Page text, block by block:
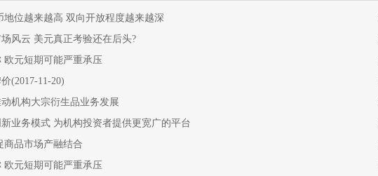
地位越来越高 双向开放程度越来越深
风云 美元真正考验还在后头?
欧元短期可能严重承压
(2017-11-20)
机构大宗衍生品业务发展
业务模式 为机构投资者提供更宽广的平台
商品市场产融结合
欧元短期可能严重承压